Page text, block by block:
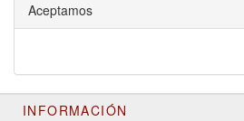
Aceptamos
INFORMACIÓN